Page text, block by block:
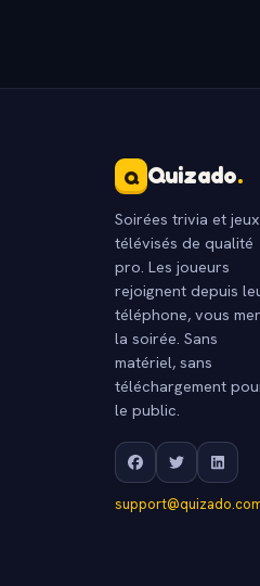
Q Quizado.
Soirées trivia et jeux
télévisés de qualité
pro. Les joueurs
rejoignent depuis
téléphone, vous
la soirée. Sans
matériel, sans
téléchargement
le public.